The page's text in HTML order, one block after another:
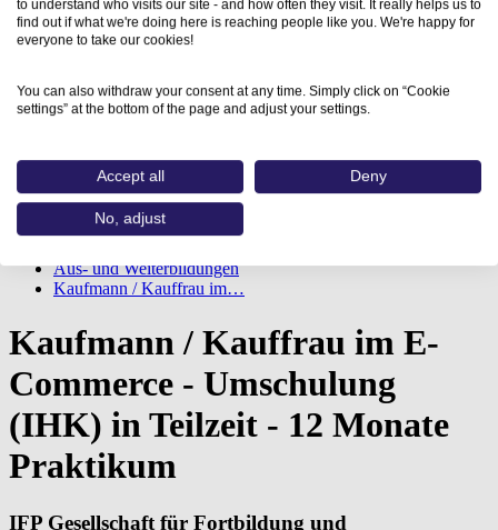
Aus- und Weiterbildungen
Kaufmann / Kauffrau im…
Kaufmann / Kauffrau im E-
Commerce - Umschulung
(IHK) in Teilzeit - 12 Monate
Praktikum
IFP Gesellschaft für Fortbildung und
to understand who visits our site - and how often they visit. It really helps us to
find out if what we're doing here is reaching people like you. We're happy for
everyone to take our cookies!
You can also withdraw your consent at any time. Simply click on “Cookie
settings” at the bottom of the page and adjust your settings.
Accept all Deny
No, adjust